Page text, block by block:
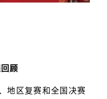
顾
地区复赛和全国决赛